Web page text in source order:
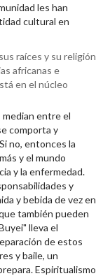
les han
cultural en
raíces y su religión
africanas e
en el núcleo
entre el
comporta y
no, entonces la
y el mundo
y la enfermedad.
y
y bebida de vez en
también pueden
lleva el
de estos
y baile, un
Espiritualismo